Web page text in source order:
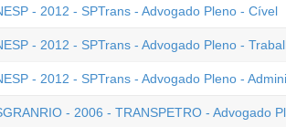
- 2012 - SPTrans - Advogado Pleno - Cível
- 2012 - SPTrans - Advogado Pleno -
- 2012 - SPTrans - Advogado Pleno -
- 2006 - TRANSPETRO - Advogado